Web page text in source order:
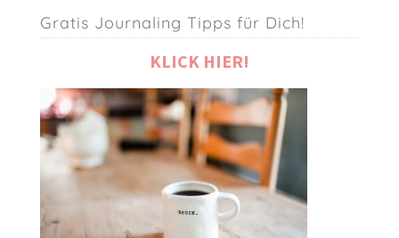
Gratis Journaling Tipps für Dich!
KLICK HIER!